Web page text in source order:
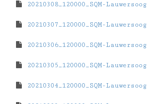
20210308_120000_SQM-Lauwersoog.dat
20210307_120000_SQM-Lauwersoog.dat
20210306_120000_SQM-Lauwersoog.dat
20210305_120000_SQM-Lauwersoog.dat
20210304_120000_SQM-Lauwersoog.dat